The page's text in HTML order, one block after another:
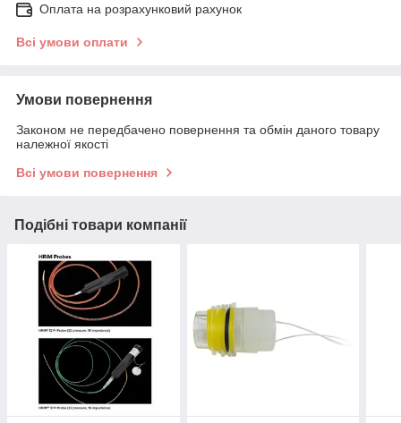
Оплата на розрахунковий рахунок
Всі умови оплати
Умови повернення
Законом не передбачено повернення та обмін даного товару
належної якості
Всі умови повернення
Подібні товари компанії